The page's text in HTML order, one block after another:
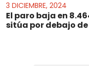
3 DICIEMBRE, 2024
El paro baja en
sitúa por debajo